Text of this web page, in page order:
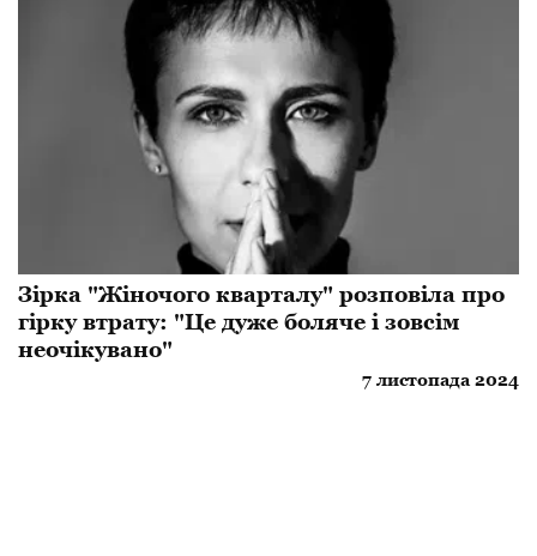
Зірка "Жіночого кварталу" розповіла про
гірку втрату: "Це дуже боляче і зовсім
неочікувано"
7 листопада 2024